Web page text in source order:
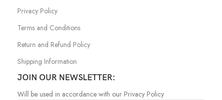
Privacy Policy
Terms and Conditions
Return and Refund Policy
Shipping Information
JOIN OUR NEWSLETTER:
Will be used in accordance with our Privacy Policy